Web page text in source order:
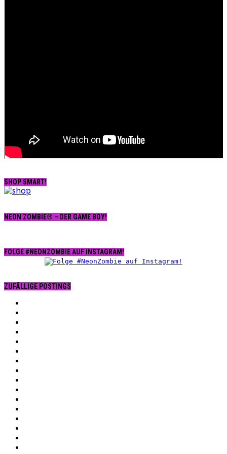
SHOP SMART!
NEON ZOMBIE® – DER GAME BOY!
FOLGE #NEONZOMBIE AUF INSTAGRAM!
ZUFÄLLIGE POSTINGS